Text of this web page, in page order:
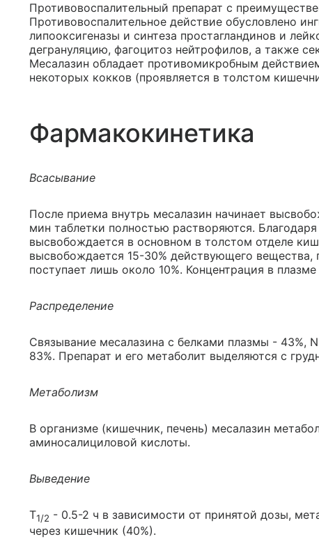
Противовоспалительный препарат с
Противовоспалительное действие обусловлено
липооксигеназы и синтеза простагландинов и
дегрануляцию, фагоцитоз нейтрофилов, а также
Месалазин обладает противомикробным
некоторых кокков (проявляется в толстом
Фармакокинетика
Всасывание
После приема внутрь месалазин начинает
мин таблетки полностью растворяются.
высвобождается в основном в толстом отделе
высвобождается 15-30% действующего
поступает лишь около 10%. Концентрация в плазме
Распределение
Связывание месалазина с белками плазмы - 43%,
83%. Препарат и его метаболит выделяются с
Метаболизм
В организме (кишечник, печень) месалазин
аминосалициловой кислоты.
Выведение
T1/2 - 0.5-2 ч в зависимости от принятой дозы,
через кишечник (40%).